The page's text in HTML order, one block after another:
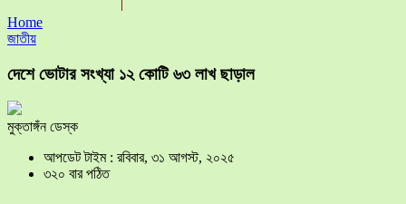
Home
জাতীয়
দেশে ভোটার সংখ্যা ১২ কোটি ৬৩ লাখ ছাড়াল
মুক্তাঙ্গঁন ডেস্ক
আপডেট টাইম : রবিবার, ৩১ আগস্ট, ২০২৫
৩২০ বার পঠিত